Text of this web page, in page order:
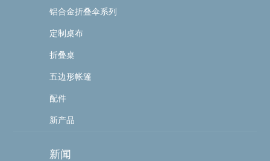
铝合金折叠伞系列
定制桌布
折叠桌
五边形帐篷
配件
新产品
新闻